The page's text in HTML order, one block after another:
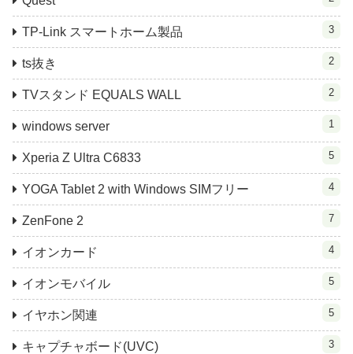
TP-Link スマートホーム製品 3
ts抜き 2
TVスタンド EQUALS WALL 2
windows server 1
Xperia Z Ultra C6833 5
YOGA Tablet 2 with Windows SIMフリー 4
ZenFone 2 7
イオンカード 4
イオンモバイル 5
イヤホン関連 5
キャプチャボード(UVC) 3